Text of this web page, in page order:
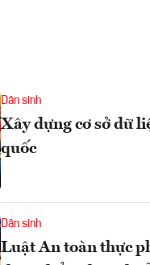
Dân sinh
Xây dựng cơ sở dữ
quốc
Dân sinh
Luật An toàn thực